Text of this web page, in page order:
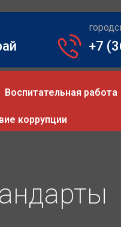
+7
Воспитательная работа
коррупции